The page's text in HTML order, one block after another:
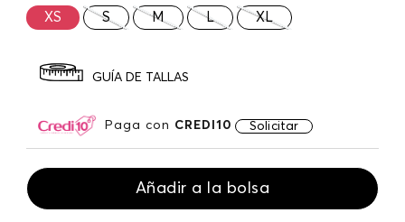
XS S M L XL
GUÍA DE TALLAS
Paga con CREDI10 Solicitar
Añadir a la bolsa